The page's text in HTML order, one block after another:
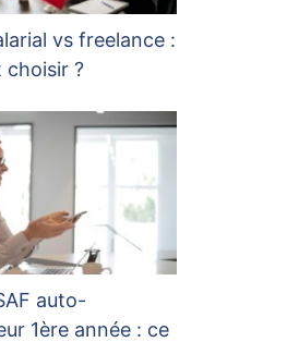
vs freelance :
choisir ?
auto-
1ère année : ce